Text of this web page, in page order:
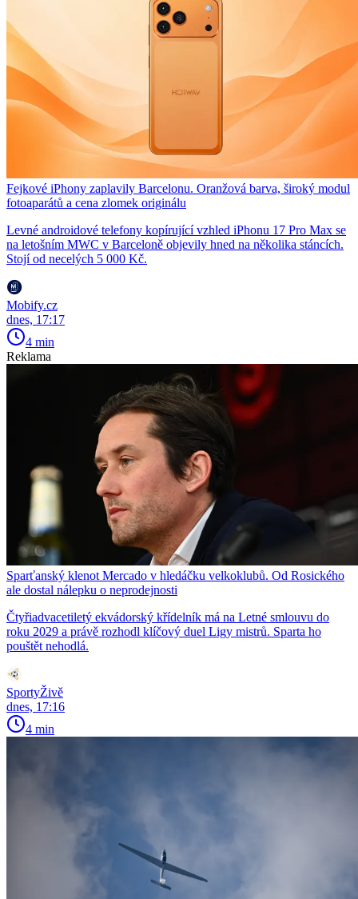
Fejkové iPhony zaplavily Barcelonu. Oranžová barva, široký modul
fotoaparátů a cena zlomek originálu
Levné androidové telefony kopírující vzhled iPhonu 17 Pro Max se
na letošním MWC v Barceloně objevily hned na několika stáncích.
Stojí od necelých 5 000 Kč.
Mobify.cz
dnes, 17:17
4 min
Reklama
Sparťanský klenot Mercado v hledáčku velkoklubů. Od Rosického
ale dostal nálepku o neprodejnosti
Čtyřiadvacetiletý ekvádorský křídelník má na Letné smlouvu do
roku 2029 a právě rozhodl klíčový duel Ligy mistrů. Sparta ho
pouštět nehodlá.
SportyŽivě
dnes, 17:16
4 min